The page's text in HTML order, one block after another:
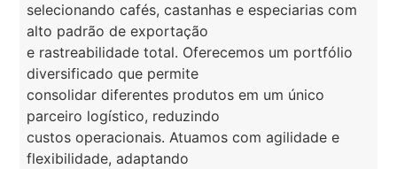
selecionando cafés, castanhas e especiarias com
alto padrão de exportação
e rastreabilidade total. Oferecemos um portfólio
diversificado que permite
consolidar diferentes produtos em um único
parceiro logístico, reduzindo
custos operacionais. Atuamos com agilidade e
flexibilidade, adaptando